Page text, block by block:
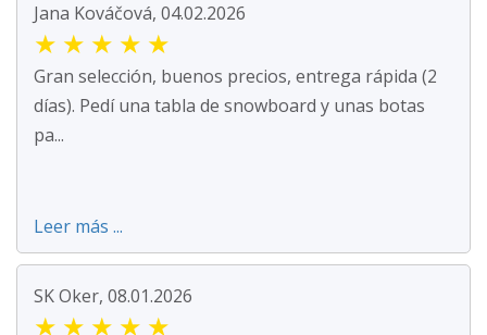
Jana Kováčová, 04.02.2026
★ ★ ★ ★ ★
Gran selección, buenos precios, entrega rápida (2
días). Pedí una tabla de snowboard y unas botas
pa...
Leer más ...
SK Oker, 08.01.2026
★ ★ ★ ★ ★